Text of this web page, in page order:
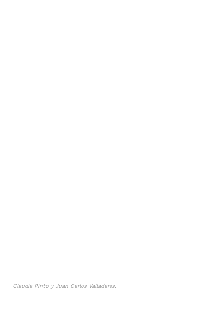
Claudia Pinto y Juan Carlos Valladares.